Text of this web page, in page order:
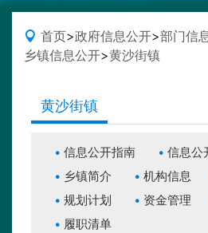
首页>政府信息公开>部门信
乡镇信息公开>黄沙街镇
黄沙街镇
信息公开指南
信息公
乡镇简介
机构信息
规划计划
资金管理
履职清单